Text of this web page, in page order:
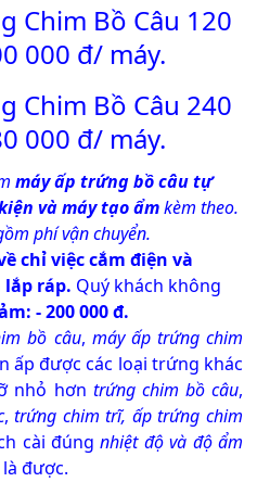
Chim Bồ Câu 120
000 đ/ máy.
Chim Bồ Câu 240
000 đ/ máy.
máy ấp trứng bồ câutự
và máy tạo ẩmkèm theo.
phí vận chuyển.
chỉ việc cắm điện và
ráp. Quý khách không
- 200 000 đ.
bồ câu, máy ấp trứng chim
ấp được các loại trứng khác
nhỏ hơn trứng chim bồ câu,
,trứng chim trĩ, ấp trứng chim
cài đúngnhiệt độ và độ ẩm
được.